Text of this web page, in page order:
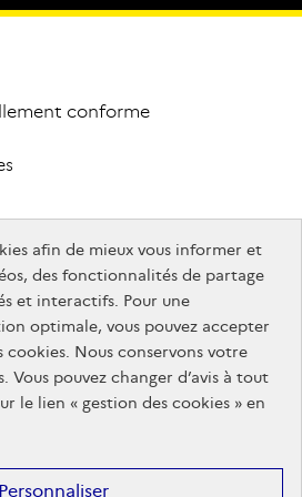
conforme
info.gouv.fr
service-
public.gouv.fr
info.gouv.fr
afin de mieux vous informer et
des fonctionnalités de partage
et interactifs. Pour une
optimale, vous pouvez accepter
cookies. Nous conservons votre
Vous pouvez changer d’avis à tout
le lien « gestion des cookies » en
Personnaliser